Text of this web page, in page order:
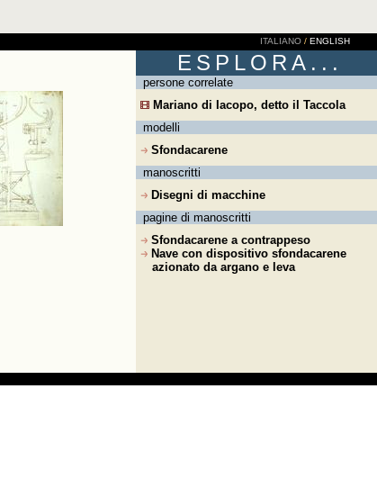
ITALIANO / ENGLISH
ESPLORA...
persone correlate
Mariano di Iacopo, detto il Taccola
modelli
Sfondacarene
manoscritti
Disegni di macchine
pagine di manoscritti
Sfondacarene a contrappeso
Nave con dispositivo sfondacarene
azionato da argano e leva